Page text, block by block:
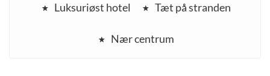
Luksuriøst hotel Tæt på stranden
Nær centrum